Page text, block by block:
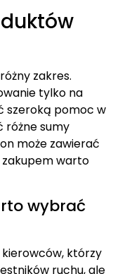
zakres.
tylko na
szeroką pomoc w
różne sumy
może zawierać
zakupem warto
wybrać
którzy
ruchu, ale